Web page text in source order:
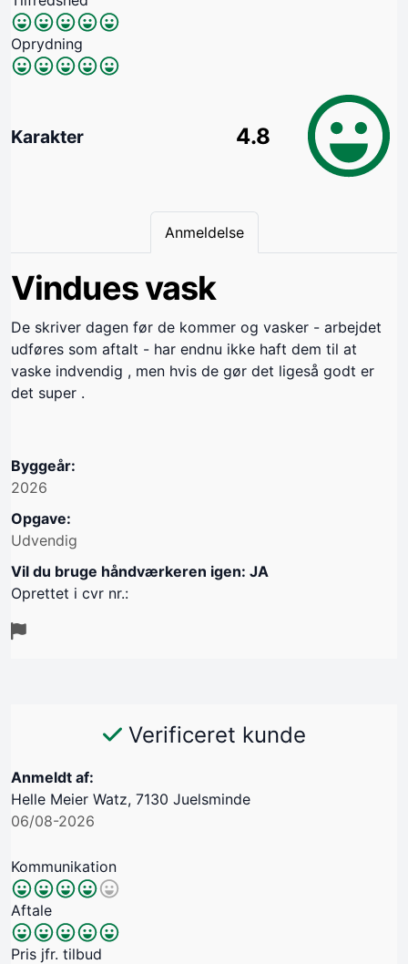
Oprydning
Karakter 4.8
Anmeldelse
Vindues vask
De skriver dagen før de kommer og vasker - arbejdet
udføres som aftalt - har endnu ikke haft dem til at
vaske indvendig , men hvis de gør det ligeså godt er
det super .
Byggeår:
2026
Opgave:
Udvendig
Vil du bruge håndværkeren igen: JA
Oprettet i cvr nr.:
Verificeret kunde
Anmeldt af:
Helle Meier Watz, 7130 Juelsminde
06/08-2026
Kommunikation
Aftale
Pris jfr. tilbud